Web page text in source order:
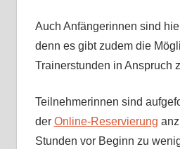
Auch Anfängerinnen sind
denn es gibt zudem die
Trainerstunden in Anspruch
Teilnehmerinnen sind
der Online-Reservierung
Stunden vor Beginn zu